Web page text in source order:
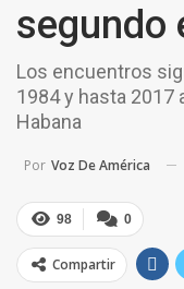
segundo
Los encuentros
1984 y hasta 2017
Habana
Por Voz De América
0
98
Compartir